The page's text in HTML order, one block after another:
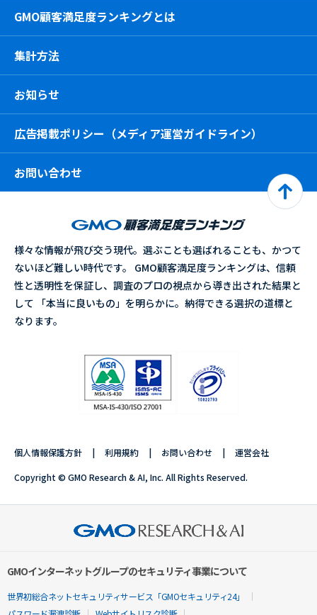
GMO顧客満足度ランキングとは
集計方法
お知らせ
広告掲載ポリシー（メディア運営ガイドライン）
お問い合わせ
様々な情報が飛び交う現代。選ぶことも選ばれることも、かつて
ないほど難しい時代です。 GMO顧客満足度ランキングは、信頼
性と透明性を保証し、調査のプロの視点から導き出された結果と
して 「本当に良いもの」を明らかに。納得できる選択の道標と
なります。
個人情報保護方針 利用規約 お問い合わせ 運営会社
Copyright © GMO Research & AI, Inc. All Rights Reserved.
GMOインターネットグループのセキュリティ事業について
世界初総合ネットセキュリティサービス「GMOセキュリティ24」